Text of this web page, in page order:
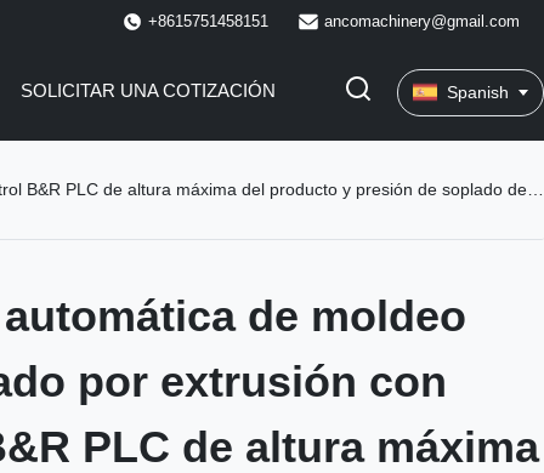
+8615751458151 ancomachinery@gmail.com
SOLICITAR UNA COTIZACIÓN Spanish
PLC de altura máxima del producto y presión de soplado de 10 bar
de moldeo
por extrusión con
PLC de altura máxima